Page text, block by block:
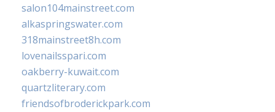
salon104mainstreet.com
alkaspringswater.com
318mainstreet8h.com
lovenailsspari.com
oakberry-kuwait.com
quartzliterary.com
friendsofbroderickpark.com